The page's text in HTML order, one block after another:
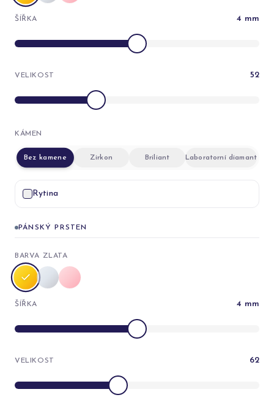
ŠÍŘKA 4 mm
VELIKOST 52
KÁMEN
Bez kamene Zirkon Briliant Laboratorní diamant
Rytina
PÁNSKÝ PRSTEN
BARVA ZLATA
ŠÍŘKA 4 mm
VELIKOST 62